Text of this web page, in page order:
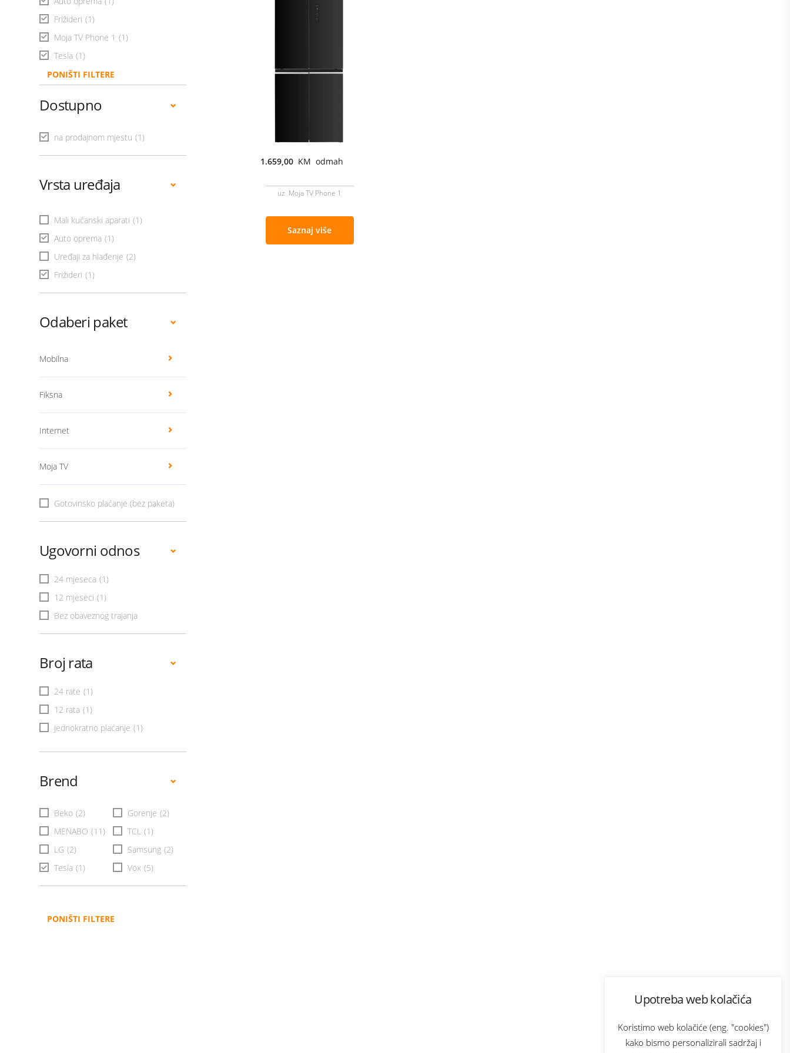
Upotreba web kolačića
Koristimo web kolačiće (eng. "cookies")
kako bismo personalizirali sadržaj i
Frižideri (1)
Moja TV Phone 1 (1)
Tesla (1)
PONIŠTI FILTERE
Dostupno
na prodajnom mjestu (1)
Vrsta uređaja
Mali kućanski aparati (1)
Auto oprema (1)
Uređaji za hlađenje (2)
Frižideri (1)
Odaberi paket
Mobilna
Fiksna
Internet
Moja TV
Gotovinsko plaćanje (bez paketa)
Ugovorni odnos
24 mjeseca (1)
12 mjeseci (1)
Bez obaveznog trajanja
Broj rata
24 rate (1)
12 rata (1)
Jednokratno plaćanje (1)
Brend
Beko (2) Gorenje (2)
MENABO (11) TCL (1)
LG (2) Samsung (2)
Tesla (1) Vox (5)
PONIŠTI FILTERE
1.659,00 KM odmah
uz Moja TV Phone 1
Saznaj više
Bonus plus
Prijava za newsletter